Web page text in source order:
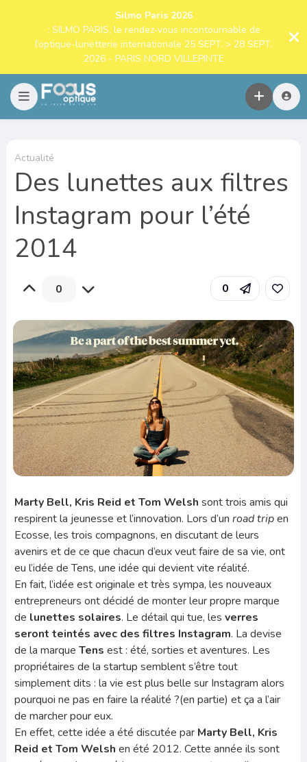
Silmo Paris 2026
: SILMO PARIS, le rendez-vous incontournable de
l’optique-lunetterie internationale 25 SEPT. > 28 SEPT.
2026 - PARIS NORD VILLEPINTE
Actualité
Des lunettes aux filtres
Instagram pour l’été
2014
0 0
Marty Bell, Kris Reid et Tom Welsh sont trois amis qui
respirent la jeunesse et l’innovation. Lors d’un road tripen
Ecosse, les trois compagnons, en discutant de leurs
avenirs et de ce que chacun d’eux veut faire de sa vie, ont
eu l’idée de Tens, une idée qui devient vite réalité.
En fait, l’idée est originale et très sympa, les nouveaux
entrepreneurs ont décidé de monter leur propre marque
de lunettes solaires. Le détail qui tue, les verres
seront teintés avec des filtres Instagram. La devise
de la marque Tens est : été, sorties et aventures. Les
propriétaires de la startup semblent s’être tout
simplement dits : la vie est plus belle sur Instagram alors
pourquoi ne pas en faire la réalité ?(en partie) et ça a l’air
de marcher pour eux.
En effet, cette idée a été discutée par Marty Bell, Kris
Reid et Tom Welsh en été 2012. Cette année ils sont